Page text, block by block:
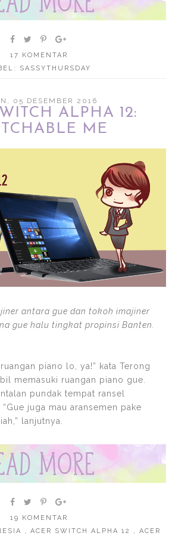
17 KOMENTAR
SASSYTHURSDAY
05 DESEMBER 2016
ALPHA 12:
ME
antara gue dan tokoh imajiner
gue halu tingkat propinsi Banten.
piano lo, ya!” kata Terong
memasuki ruangan piano gue.
pundak tempat ransel
juga mau aransemen pake
lanjutnya.
19 KOMENTAR
ACER SWITCH ALPHA 12
ACER